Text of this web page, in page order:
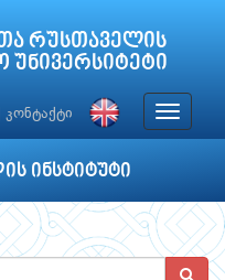
რუსთაველის
უნივერსიტეტი
კონტაქტი
Toggle
ინსტიტუტი